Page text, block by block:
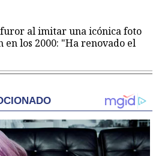
al imitar una icónica foto
en los 2000: "Ha renovado el